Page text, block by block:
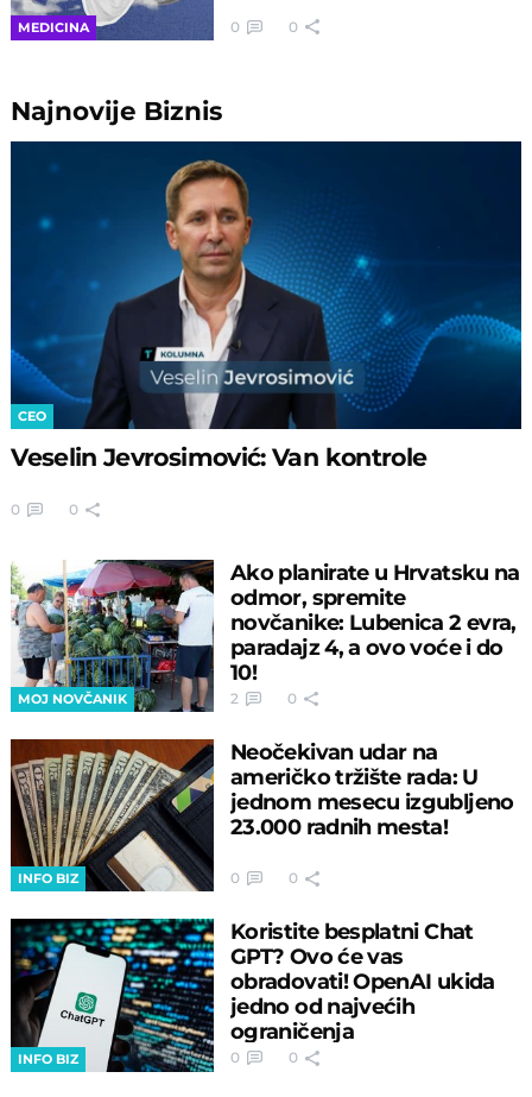
MEDICINA 0 0
Najnovije Biznis
CEO
Veselin Jevrosimović: Van kontrole
0 0
MOJ NOVČANIK
Ako planirate u Hrvatsku na
odmor, spremite
novčanike: Lubenica 2 evra,
paradajz 4, a ovo voće i do
10!
2 0
INFO BIZ
Neočekivan udar na
američko tržište rada: U
jednom mesecu izgubljeno
23.000 radnih mesta!
0 0
INFO BIZ
Koristite besplatni Chat
GPT? Ovo će vas
obradovati! OpenAI ukida
jedno od najvećih
ograničenja
0 0